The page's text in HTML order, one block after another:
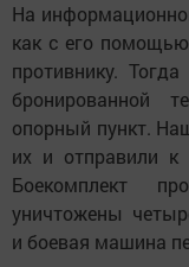
На
как с его
противнику.
бронированной
опорный пункт.
их и отправили к
Боекомплект
уничтожены
и боевая машина